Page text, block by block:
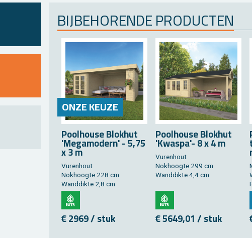
BIJ­BE­HO­REN­DE PRO­DUC­TEN
ONZE KEUZE
Pool­hou­se Blok­hut
'Me­ga­mo­dern' - 5,75
x 3 m
Vu­ren­hout
Nok­hoog­te 228 cm
Wand­dik­te 2,8 cm
€ 2969 / stuk
Pool­hou­se Blok­hut
'Kwas­pa'- 8 x 4 m
Vu­ren­hout
Nok­hoog­te 299 cm
Wand­dik­te 4,4 cm
€ 5649,01 / stuk